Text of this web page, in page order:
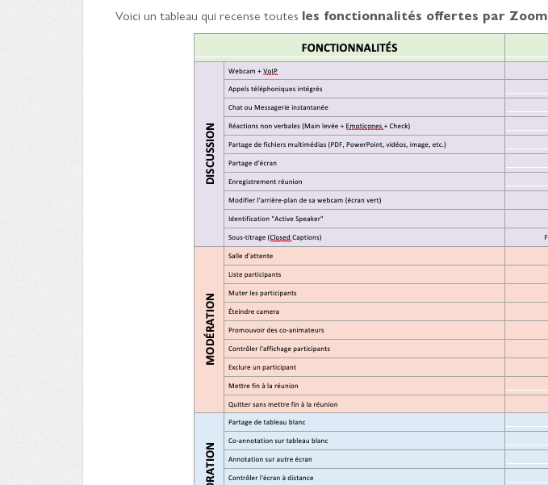
Voici un tableau qui recense toutes les fonctionnalités offertes par Zoom